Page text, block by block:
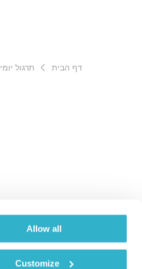
Allow all
Customize
דף הבית תרגול יומי